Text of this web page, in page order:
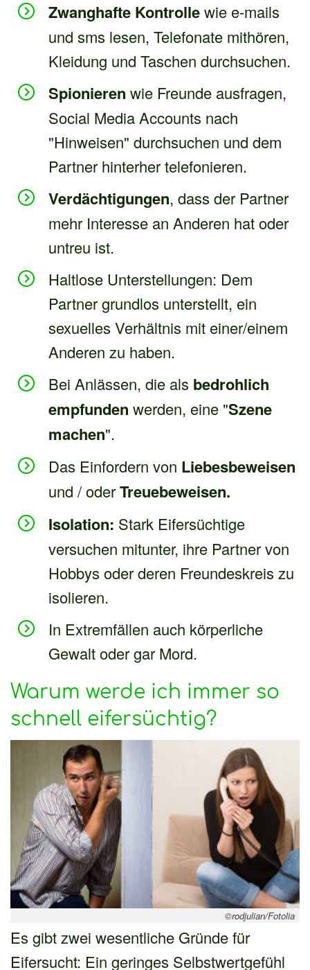
Zwanghafte Kontrollewie e-mails
und sms lesen, Telefonate mithören,
Kleidung und Taschen durchsuchen.
Spionieren wie Freunde ausfragen,
Social Media Accounts nach
"Hinweisen" durchsuchen und dem
Partner hinterher telefonieren.
Verdächtigungen, dass der Partner
mehr Interesse an Anderen hat oder
untreu ist.
Haltlose Unterstellungen: Dem
Partner grundlos unterstellt, ein
sexuelles Verhältnis mit einer/einem
Anderen zu haben.
Bei Anlässen, die als bedrohlich
empfunden werden, eine "Szene
machen".
Das Einfordern von Liebesbeweisen
und / oderTreuebeweisen.
Isolation: Stark Eifersüchtige
versuchen mitunter, ihre Partner von
Hobbys oder deren Freundeskreis zu
isolieren.
In Extremfällen auch körperliche
Gewalt oder gar Mord.
Warum werde ich immer so
schnell eifersüchtig?
©rodjulian/Fotolia
Es gibt zwei wesentliche Gründe für
Eifersucht: Ein geringes Selbstwertgefühl